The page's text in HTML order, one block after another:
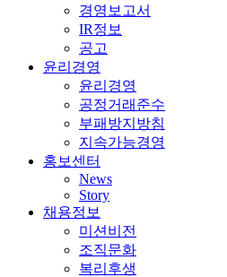
경영보고서
IR정보
공고
윤리경영
윤리경영
공정거래준수
부패방지방침
지속가능경영
홍보센터
News
Story
채용정보
미션비전
조직문화
복리후생